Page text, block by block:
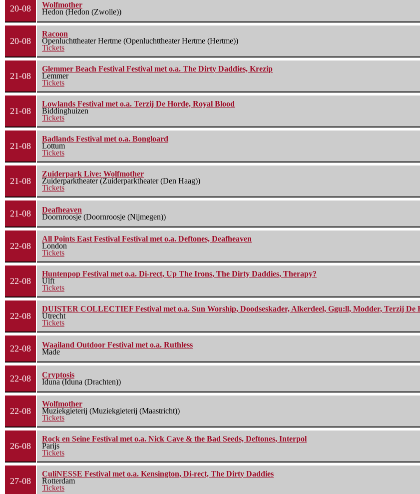
20-08
Wolfmother
Hedon (Hedon (Zwolle))
20-08
Racoon
Openluchttheater Hertme (Openluchttheater Hertme (Hertme))
Tickets
21-08
Glemmer Beach Festival Festival met o.a. The Dirty Daddies, Krezip
Lemmer
Tickets
21-08
Lowlands Festival met o.a. Terzij De Horde, Royal Blood
Biddinghuizen
Tickets
21-08
Badlands Festival met o.a. Bongloard
Lottum
Tickets
21-08
Zuiderpark Live: Wolfmother
Zuiderparktheater (Zuiderparktheater (Den Haag))
Tickets
21-08
Deafheaven
Doornroosje (Doornroosje (Nijmegen))
22-08
All Points East Festival Festival met o.a. Deftones, Deafheaven
London
Tickets
22-08
Huntenpop Festival met o.a. Di-rect, Up The Irons, The Dirty Daddies, Therapy?
Ulft
Tickets
22-08
DUISTER COLLECTIEF Festival met o.a. Sun Worship, Doodseskader, Alkerdeel, Ggu:ll, Modder, Terzij De
Utrecht
Tickets
22-08
Waailand Outdoor Festival met o.a. Ruthless
Made
22-08
Cryptosis
Iduna (Iduna (Drachten))
22-08
Wolfmother
Muziekgieterij (Muziekgieterij (Maastricht))
Tickets
26-08
Rock en Seine Festival met o.a. Nick Cave & the Bad Seeds, Deftones, Interpol
Parijs
Tickets
27-08
CuliNESSE Festival met o.a. Kensington, Di-rect, The Dirty Daddies
Rotterdam
Tickets